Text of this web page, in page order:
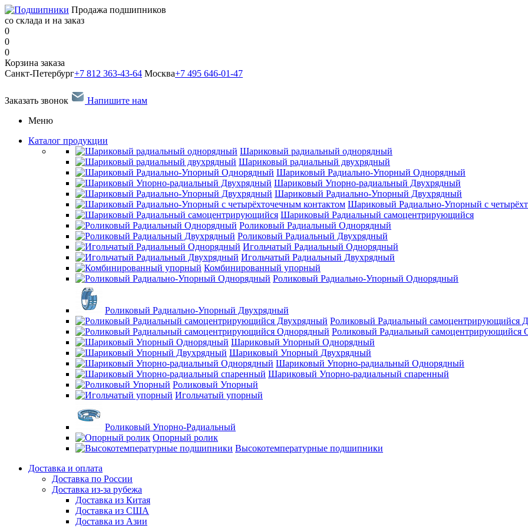
Продажа подшипников
со склада и на заказ
0
0
0
Корзина заказа
Санкт-Петербург+7 812 363-43-64 Москва+7 495 646-01-47
Заказать звонок
Напишите нам
Меню
Каталог продукции
Шариковый радиальный однорядный
Шариковый радиальный двухрядный
Шариковый Радиально-Упорный Однорядный
Шариковый Упорно-радиальный Двухрядный
Шариковый Радиально-Упорный Двухрядный
Шариковый Радиально-Упорный с
Шариковый Радиальный самоцентрирующийся
Роликовый Радиальный Однорядный
Роликовый Радиальный Двухрядный
Игольчатый Радиальный Однорядный
Игольчатый Радиальный Двухрядный
Комбинированный упорный
Роликовый Радиально-Упорный Однорядный
Роликовый Радиально-Упорный Двухрядный
Роликовый Радиальный самоцентрирующийся
Роликовый Радиальный самоцентрирующийся
Шариковый Упорный Однорядный
Шариковый Упорный Двухрядный
Шариковый Упорно-радиальный Однорядный
Шариковый Упорно-радиальный спаренный
Роликовый Упорный
Игольчатый упорный
Роликовый Упорно-Радиальный
Опорный ролик
Высокотемпературные подшипники
Доставка и оплата
Доставка по России
Доставка из-за рубежа
Доставка из Китая
Доставка из США
Доставка из Азии